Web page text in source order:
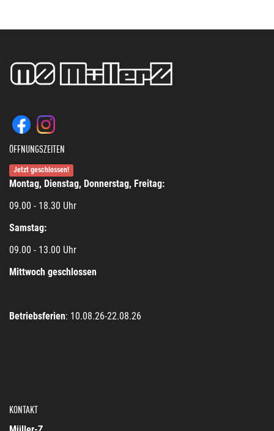
ÖFFNUNGSZEITEN
Jetzt geschlossen!
Montag, Dienstag, Donnerstag, Freitag:
09.00 - 18.30 Uhr
Samstag:
09.00 - 13.00 Uhr
Mittwoch geschlossen
Betriebsferien: 10.08.26-22.08.26
KONTAKT